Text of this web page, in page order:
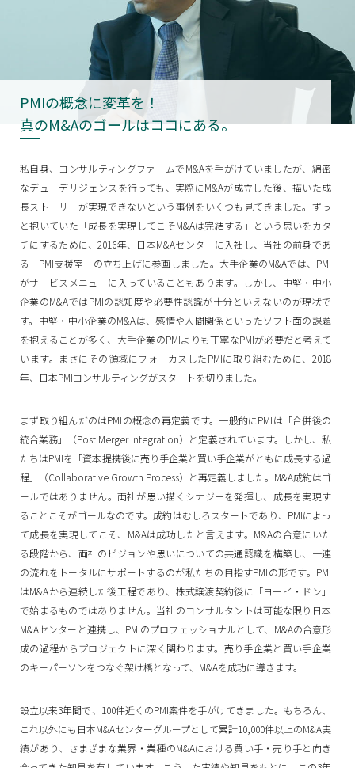
PMIの概念に変革を！
真のM&Aのゴールはココにある。
私自身、コンサルティングファームでM&Aを手がけていましたが、綿密
なデューデリジェンスを行っても、実際にM&Aが成立した後、描いた成
長ストーリーが実現できないという事例をいくつも見てきました。ずっ
と抱いていた「成長を実現してこそM&Aは完結する」という思いをカタ
チにするために、2016年、日本M&Aセンターに入社し、当社の前身であ
る「PMI支援室」の立ち上げに参画しました。大手企業のM&Aでは、PMI
がサービスメニューに入っていることもあります。しかし、中堅・中小
企業のM&AではPMIの認知度や必要性認識が十分といえないのが現状で
す。中堅・中小企業のM&Aは、感情や人間関係といったソフト面の課題
を抱えることが多く、大手企業のPMIよりも丁寧なPMIが必要だと考えて
います。まさにその領域にフォーカスしたPMIに取り組むために、2018
年、日本PMIコンサルティングがスタートを切りました。
まず取り組んだのはPMIの概念の再定義です。一般的にPMIは「合併後の
統合業務」（Post Merger Integration）と定義されています。しかし、私
たちはPMIを「資本提携後に売り手企業と買い手企業がともに成長する過
程」（Collaborative Growth Process）と再定義しました。M&A成約はゴ
ールではありません。両社が思い描くシナジーを発揮し、成長を実現す
ることこそがゴールなのです。成約はむしろスタートであり、PMIによっ
て成長を実現してこそ、M&Aは成功したと言えます。M&Aの合意にいた
る段階から、両社のビジョンや思いについての共通認識を構築し、一連
の流れをトータルにサポートするのが私たちの目指すPMIの形です。PMI
はM&Aから連続した後工程であり、株式譲渡契約後に「ヨーイ・ドン」
で始まるものではありません。当社のコンサルタントは可能な限り日本
M&Aセンターと連携し、PMIのプロフェッショナルとして、M&Aの合意形
成の過程からプロジェクトに深く関わります。売り手企業と買い手企業
のキーパーソンをつなぐ架け橋となって、M&Aを成功に導きます。
設立以来3年間で、100件近くのPMI案件を手がけてきました。もちろん、
これ以外にも日本M&Aセンターグループとして累計10,000件以上のM&A実
績があり、さまざまな業界・業種のM&Aにおける買い手・売り手と向き